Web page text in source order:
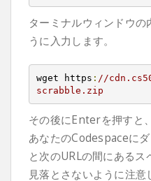
ターミナルウィンドウ
うに入力します。
wget https : //
scrabble.zip
その後にEnterを押すと
あなたのCodespaceに
と次のURLの間にある
見落とさないように注意